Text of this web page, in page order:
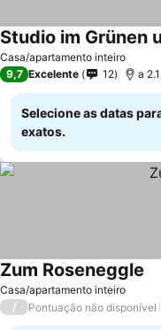
Casa/apartamento inteiro
Studio im Grünen
9,7 Excelente 12 a
Selecione as datas
exatos.
Casa/apartamento inteiro
Zum Roseneggle
/ Pontuação não disponível